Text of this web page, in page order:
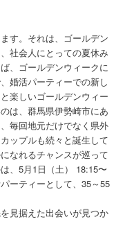
す。それは、ゴールデン
社会人にとっての夏休み
、ゴールデンウィークに
婚活パーティーでの新し
楽しいゴールデンウィー
は、群馬県伊勢崎市にあ
毎回地元だけでなく県外
ップルも続々と誕生して
なれるチャンスが巡って
、5月1日（土） 18:15〜
ーティーとして、35～55
見据えた出会いが見つか